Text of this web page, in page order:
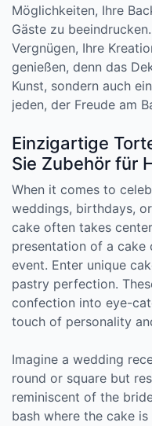
Möglichkeiten, Ihre
Gäste zu
Vergnügen, Ihre
genießen, denn das
Kunst, sondern auch
jeden, der Freude am
Einzigartige
Sie Zubehör für
When it comes to
weddings, birthdays,
cake often takes
presentation of a cake
event. Enter unique
pastry perfection.
confection into eye-
touch of personality
Imagine a wedding
round or square but
reminiscent of the
bash where the cake